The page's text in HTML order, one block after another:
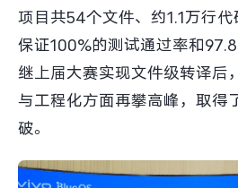
项目共54个文件、约1.1万行
保证100%的测试通过率和
继上届大赛实现文件级转译后
与工程化方面再攀高峰，取得
破。